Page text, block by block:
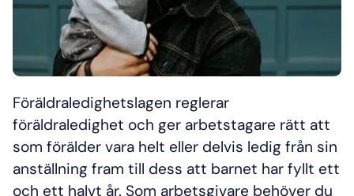
Föräldraledighetslagen reglerar
föräldraledighet och ger arbetstagare rätt att
som förälder vara helt eller delvis ledig från sin
anställning fram till dess att barnet har fyllt ett
och ett halvt år. Som arbetsgivare behöver du